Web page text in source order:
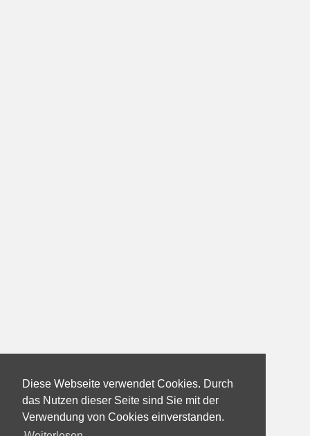
Diese Webseite verwendet Cookies. Durch
das Nutzen dieser Seite sind Sie mit der
Verwendung von Cookies einverstanden.